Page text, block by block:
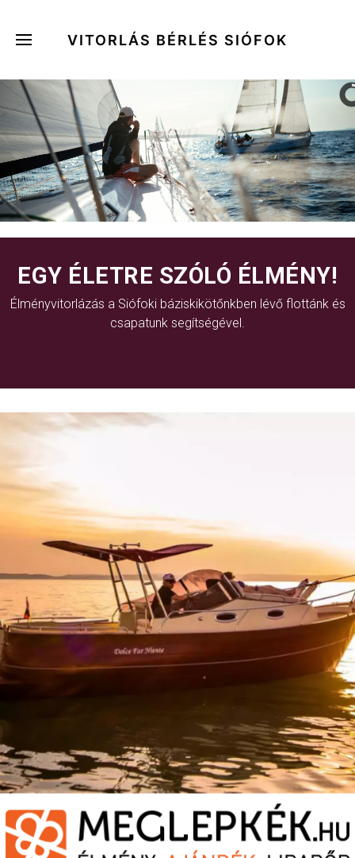
VITORLÁS BÉRLÉS SIÓFOK
EGY ÉLETRE SZÓLÓ ÉLMÉNY!
Élményvitorlázás a Siófoki báziskikötőnkben lévő flottánk és
csapatunk segítségével.